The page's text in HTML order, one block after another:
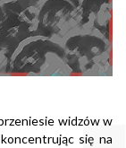
widzów w
się na